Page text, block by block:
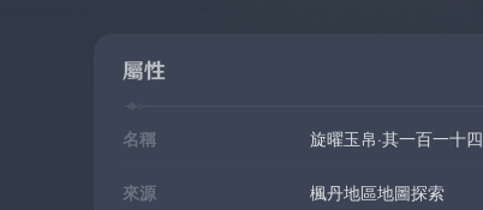
屬性
名稱 旋曜玉帛·其一百一十四
來源 楓丹地區地圖探索